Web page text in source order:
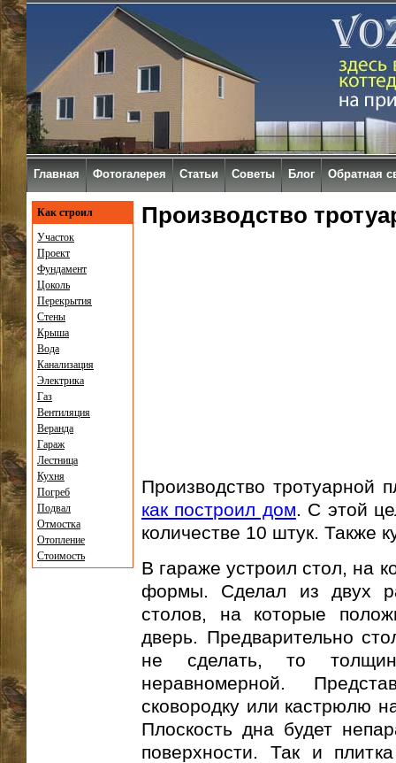
Производство
Производство тротуарной
как построил дом. С этой
количестве 10 штук. Также
В гараже устроил стол, на
формы. Сделал из двух
столов, на которые
дверь. Предварительно
не сделать, то
неравномерной.
сковородку или кастрюлю
Плоскость дна будет
поверхности. Так и
Как строил
Участок
Проект
Фундамент
Цоколь
Перекрытия
Стены
Крыша
Вода
Канализация
Электрика
Газ
Вентиляция
Веранда
Гараж
Лестница
Кухня
Погреб
Подвал
Отмостка
Отопление
Стоимость
Главная Фотогалерея Статьи Советы Блог Обратная